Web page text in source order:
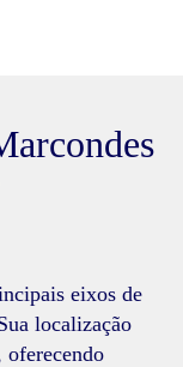
eixos de
localização
oferecendo